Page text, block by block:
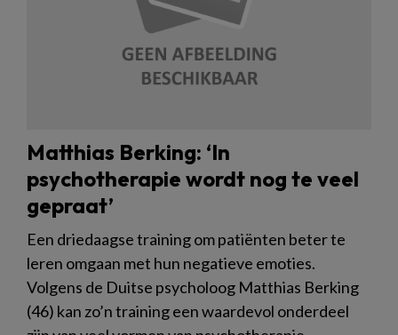
Matthias Berking: ‘In
psychotherapie wordt nog te veel
gepraat’
Een driedaagse training om patiënten beter te
leren omgaan met hun negatieve emoties.
Volgens de Duitse psycholoog Matthias Berking
(46) kan zo’n training een waardevol onderdeel